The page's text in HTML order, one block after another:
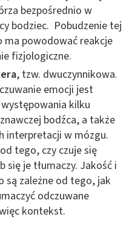
bezpośrednio w
bodziec. Pobudzenie tej
ma powodować reakcje
fizjologiczne.
, tzw. dwuczynnikowa.
emocji jest
kilku
bodźca, a także
interpretacji w mózgu.
tego, czy czuje się
się je tłumaczy. Jakość i
są zależne od tego, jak
odczuwane
kontekst.